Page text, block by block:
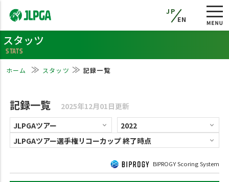
JP
EN
スタッツ
STATS
ホーム スタッツ 記録一覧
記録一覧 2025年12月01日更新
BIPROGY Scoring System